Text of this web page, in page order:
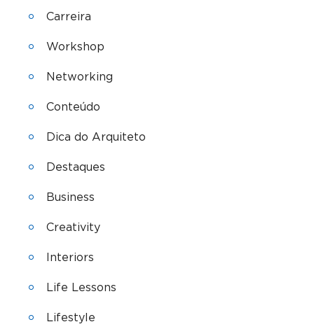
Carreira
Workshop
Networking
Conteúdo
Dica do Arquiteto
Destaques
Business
Creativity
Interiors
Life Lessons
Lifestyle